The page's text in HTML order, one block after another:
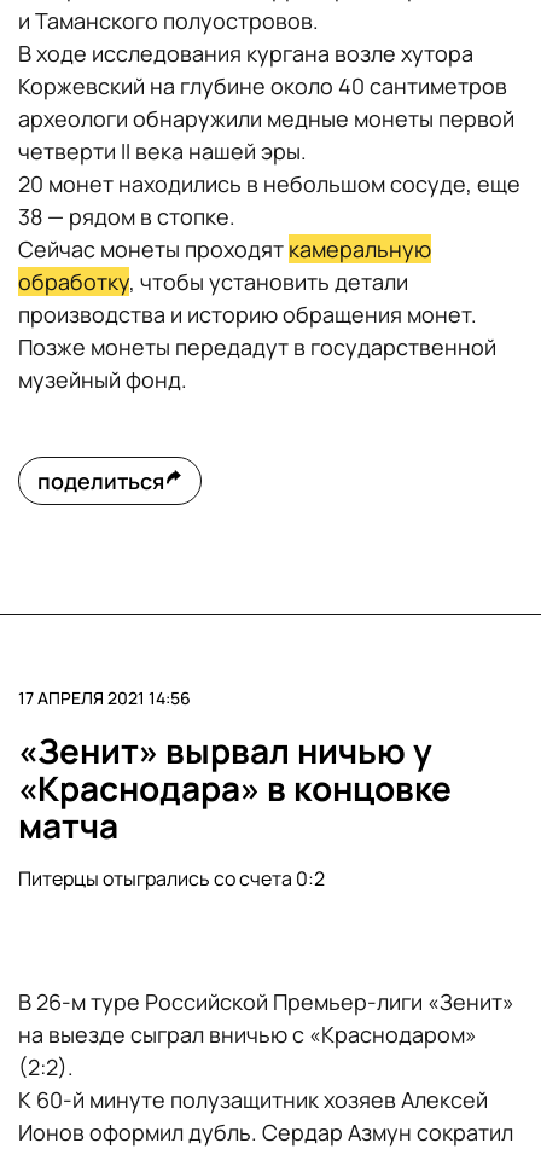
и Таманского полуостровов.
В ходе исследования кургана возле хутора
Коржевский на глубине около 40 сантиметров
археологи обнаружили медные монеты первой
четверти II века нашей эры.
20 монет находились в небольшом сосуде, еще
38 — рядом в стопке.
Сейчас монеты проходят камеральную
обработку, чтобы установить детали
производства и историю обращения монет.
Позже монеты передадут в государственной
музейный фонд.
поделиться
17 АПРЕЛЯ 2021 14:56
«Зенит» вырвал ничью у
«Краснодара» в концовке
матча
Питерцы отыгрались со счета 0:2
В 26-м туре Российской Премьер-лиги «Зенит»
на выезде сыграл вничью с «Краснодаром»
(2:2).
К 60-й минуте полузащитник хозяев Алексей
Ионов оформил дубль. Сердар Азмун сократил